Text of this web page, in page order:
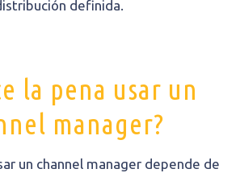
definida.
la pena usar un
manager?
un channel manager depende de